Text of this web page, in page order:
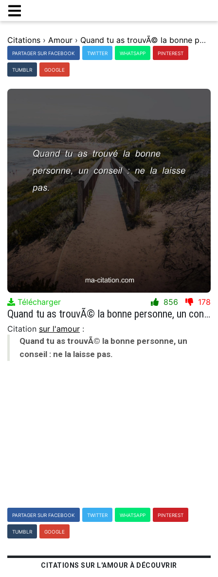
Citations › Amour › Quand tu as trouvÃ© la bonne personne, un conseil : ne la laisse pas.
PARTAGER SUR FACEBOOK TWITTER WHATSAPP PINTEREST
TUMBLR GOOGLE
Télécharger 856 178
Quand tu as trouvÃ© la bonne personne, un conseil : ne la laisse pas.
Citation sur l'amour :
Quand tu as trouvÃ© la bonne personne, un
conseil : ne la laisse pas.
PARTAGER SUR FACEBOOK TWITTER WHATSAPP PINTEREST
TUMBLR GOOGLE
CITATIONS SUR L'AMOUR À DÉCOUVRIR